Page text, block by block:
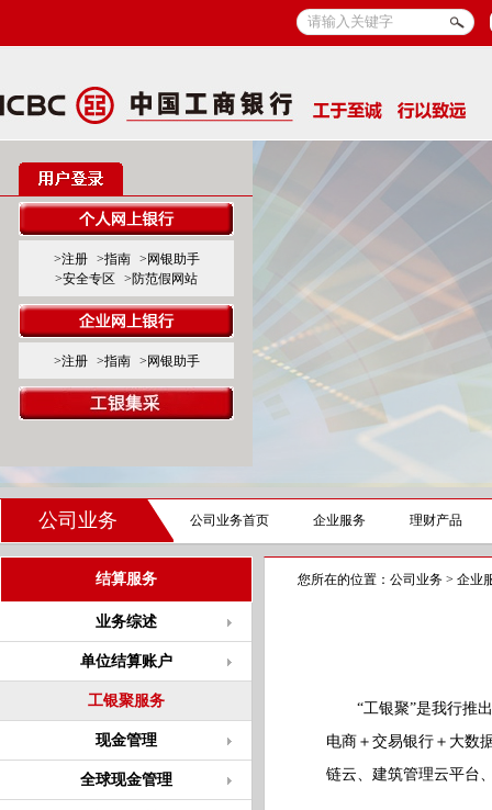
>注册 >指南
>网银助手
>安全专区
>防范假网站
>注册 >指南 >网银助手
公司业务 公司业务首页 企业服务 理财产品
结算服务
业务综述
单位结算账户
工银聚服务
现金管理
全球现金管理
您所在的位置： 公司业务 > 企业
“工银聚”是我行推出
电商＋交易银行＋大数
链云、建筑管理云平台